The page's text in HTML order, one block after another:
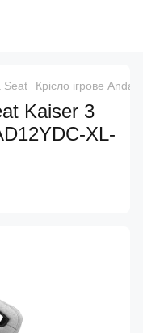
Seat Крісло ігрове
Kaiser 3
XL-